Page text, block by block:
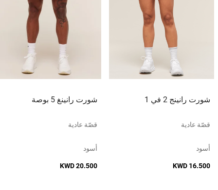
شورت رانينج 2 في 1
قصّة عادية
أسود
KWD 16.500
شورت رانينغ 5 بوصة
قصّة عادية
أسود
KWD 20.500